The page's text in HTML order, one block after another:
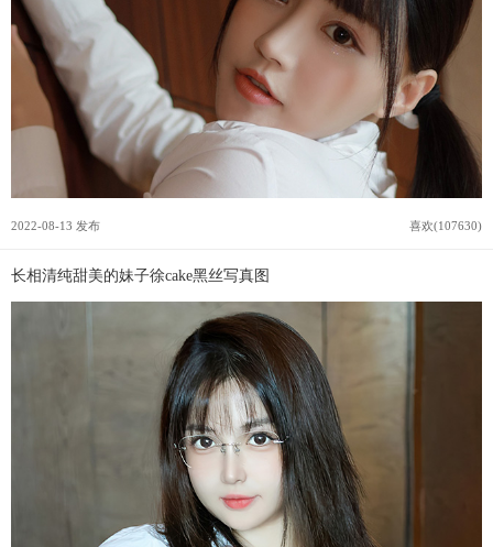
2022-08-13 发布 喜欢(107630)
长相清纯甜美的妹子徐cake黑丝写真图